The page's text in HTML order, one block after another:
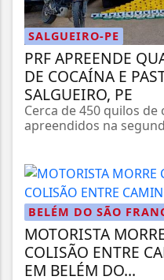
SALGUEIRO-PE
PRF APREENDE
DE COCAÍNA E
SALGUEIRO, PE
Cerca de 450 quilos
apreendidos na
BELÉM DO SÃO
MOTORISTA
COLISÃO ENTRE
EM BELÉM DO...